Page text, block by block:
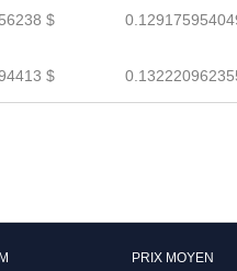
$
$
PRIX MOYEN